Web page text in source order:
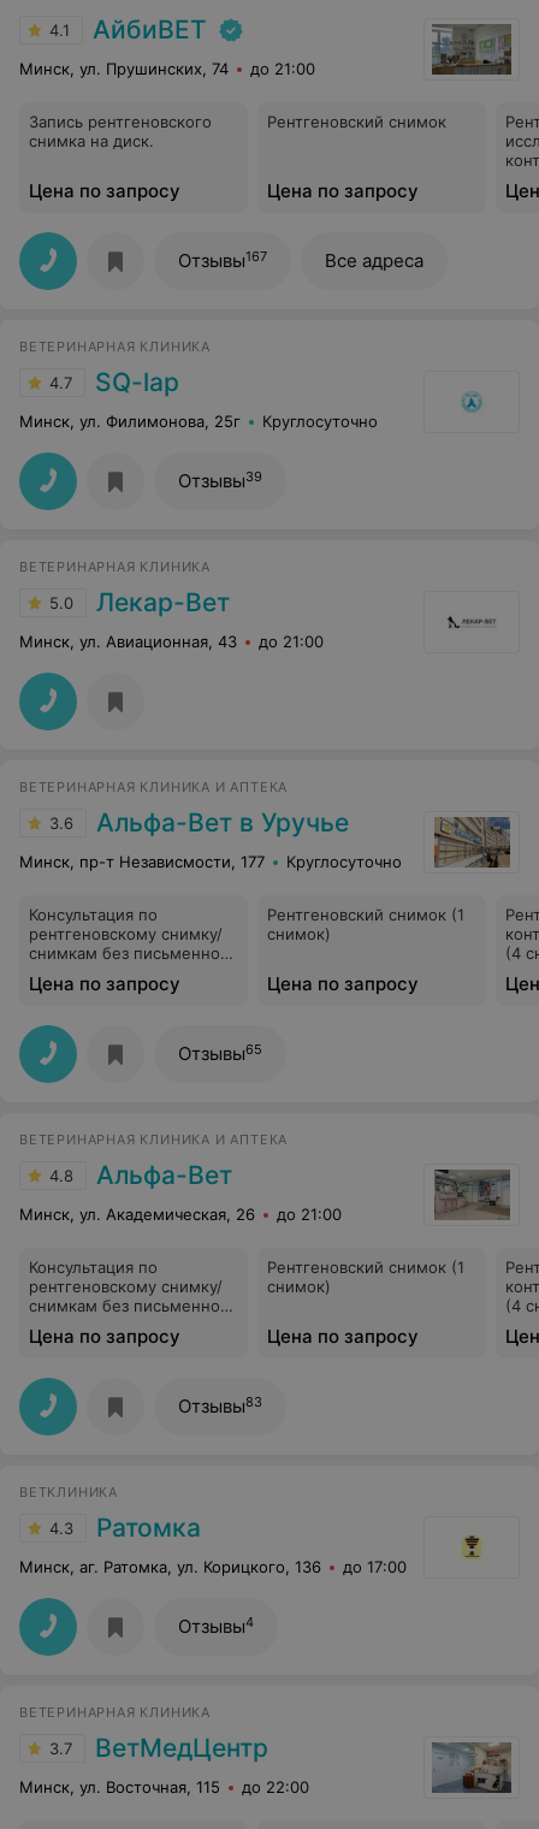
4.1 АйбиВЕТ
Минск, ул. Прушинских, 74 до 21:00
Запись рентгеновского
снимка на диск.
Цена по запросу
Рентгеновский снимок
Цена по запросу
Отзывы167 Все адреса
ВЕТЕРИНАРНАЯ КЛИНИКА
4.7 SQ-lap
Минск, ул. Филимонова, 25г Круглосуточно
Отзывы39
ВЕТЕРИНАРНАЯ КЛИНИКА
5.0 Лекар-Вет
Минск, ул. Авиационная, 43 до 21:00
ВЕТЕРИНАРНАЯ КЛИНИКА И АПТЕКА
3.6 Альфа-Вет в Уручье
Минск, пр-т Независмости, 177 Круглосуточно
Консультация по
рентгеновскому снимку/
снимкам без письменного
Цена по запросу
Рентгеновский снимок (1
снимок)
Цена по запросу
(4
Отзывы65
ВЕТЕРИНАРНАЯ КЛИНИКА И АПТЕКА
4.8 Альфа-Вет
Минск, ул. Академическая, 26 до 21:00
Консультация по
рентгеновскому снимку/
снимкам без письменного
Цена по запросу
Рентгеновский снимок (1
снимок)
Цена по запросу
(4
Отзывы83
ВЕТКЛИНИКА
4.3 Ратомка
Минск, аг. Ратомка, ул. Корицкого, 136 до 17:00
Отзывы4
ВЕТЕРИНАРНАЯ КЛИНИКА
3.7 ВетМедЦентр
Минск, ул. Восточная, 115 до 22:00